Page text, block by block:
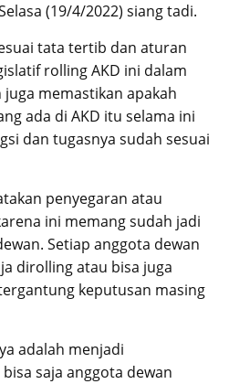
(19/4/2022) siang tadi.
tata tertib dan aturan
rolling AKD ini dalam
memastikan apakah
ada di AKD itu selama ini
dan tugasnya sudah sesuai
penyegaran atau
ini memang sudah jadi
Setiap anggota dewan
dirolling atau bisa juga
keputusan masing
adalah menjadi
saja anggota dewan